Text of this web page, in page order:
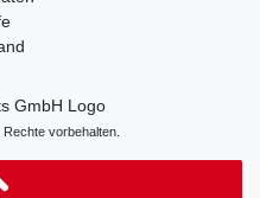
vorbehalten.